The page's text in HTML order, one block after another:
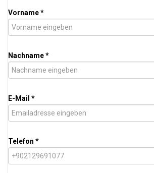
Vorname *
Nachname *
E-Mail *
Telefon *